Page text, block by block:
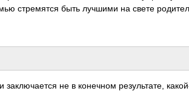
стре­­мятся быть лучшими на свете
не в коне­чном резу­льта­те,